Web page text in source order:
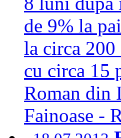
de 9% la
la circa
cu circa 15
Roman din
Fainoase -